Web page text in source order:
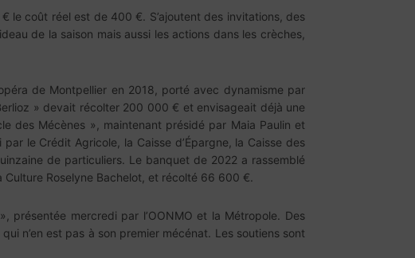
le coût réel est de 400 €. S’ajoutent des invitations, des
de la saison mais aussi les actions dans les crèches,
de Montpellier en 2018, porté avec dynamisme par
» devait récolter 200 000 € et envisageait déjà une
des Mécènes », maintenant présidé par Maia Paulin et
le Crédit Agricole, la Caisse d’Épargne, la Caisse des
de particuliers. Le banquet de 2022 a rassemblé
Roselyne Bachelot, et récolté 66 600 €.
présentée mercredi par l’OONMO et la Métropole. Des
n’en est pas à son premier mécénat. Les soutiens sont